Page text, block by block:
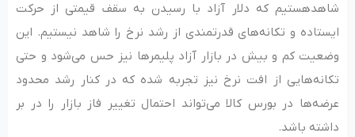
شاهدهستیم که دلار آزاد با رسیدن به سقف قیمتی از حرکت
ایستاده و تکانه‌های قدرتمندی از رشد نرخ را شاهد نیستیم. این
وضعیت کم و بیش در بازار آزاد پلیمرها نیز حس می‌شود و حتی
تکانه‌هایی از افت نرخ نیز تجربه شده که در کنار رشد محدود
عرضه‌ها در بورس کالا می‌تواند احتمال تغییر فاز بازار را در بر
داشته باشد.